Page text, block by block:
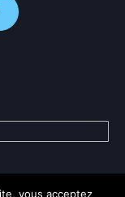
vous acceptez